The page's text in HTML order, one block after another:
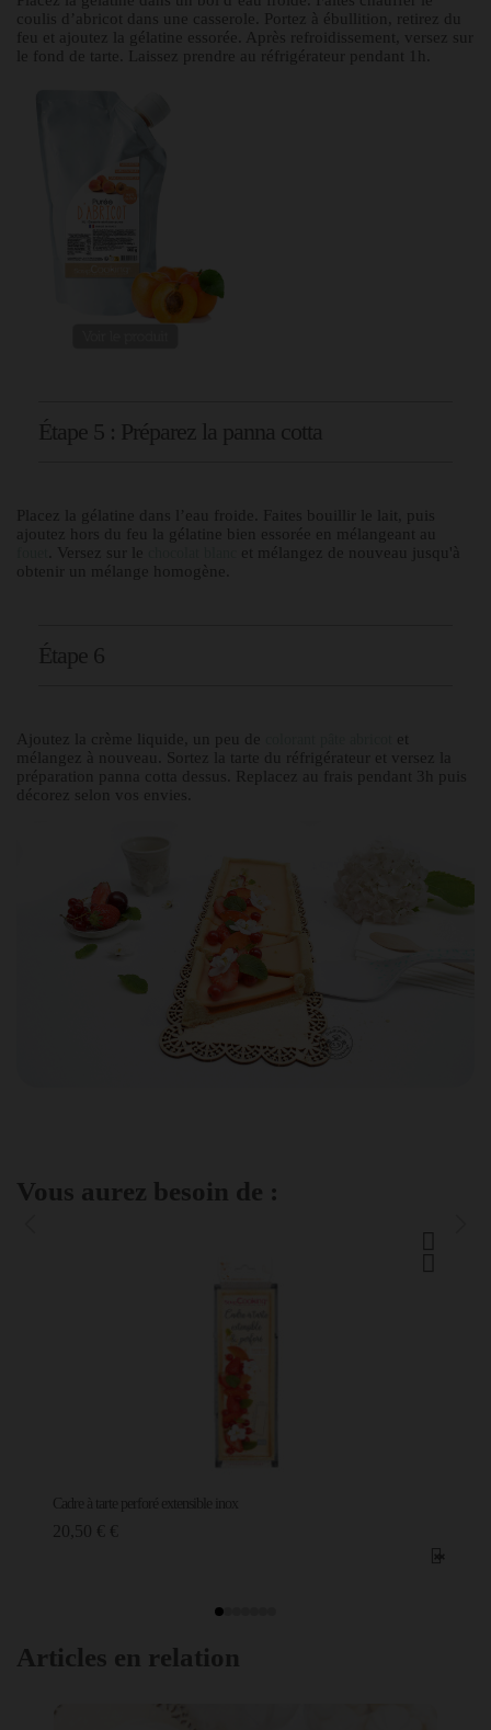
coulis d’abricot dans une casserole. Portez à ébullition, retirez du
feu et ajoutez la gélatine essorée. Après refroidissement, versez sur
le fond de tarte. Laissez prendre au réfrigérateur pendant 1h.
Étape 5 : Préparez la panna cotta
Placez la gélatine dans l’eau froide. Faites bouillir le lait, puis
ajoutez hors du feu la gélatine bien essorée en mélangeant au
. Versez sur le
et mélangez de nouveau jusqu'à
obtenir un mélange homogène.
Étape 6
Ajoutez la crème liquide, un peu de
et
mélangez à nouveau. Sortez la tarte du réfrigérateur et versez la
préparation panna cotta dessus. Replacez au frais pendant 3h puis
décorez selon vos envies.
Vous aurez besoin de :
Cadre à tarte perforé extensible inox
20,50 € €
Articles en relation